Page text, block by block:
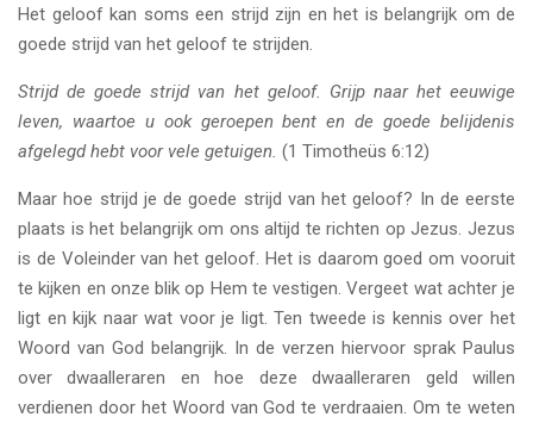
Het geloof kan soms een strijd zijn en het is belangrijk om de
goede strijd van het geloof te strijden.
Strijd de goede strijd van het geloof. Grijp naar het eeuwige
leven, waartoe u ook geroepen bent en de goede belijdenis
afgelegd hebt voor vele getuigen. (1 Timotheüs 6:12)
Maar hoe strijd je de goede strijd van het geloof? In de eerste
plaats is het belangrijk om ons altijd te richten op Jezus. Jezus
is de Voleinder van het geloof. Het is daarom goed om vooruit
te kijken en onze blik op Hem te vestigen. Vergeet wat achter je
ligt en kijk naar wat voor je ligt. Ten tweede is kennis over het
Woord van God belangrijk. In de verzen hiervoor sprak Paulus
over dwaalleraren en hoe deze dwaalleraren geld willen
verdienen door het Woord van God te verdraaien. Om te weten